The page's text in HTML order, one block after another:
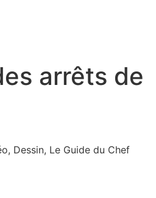
arrêts de
, Dessin, Le Guide du Chef